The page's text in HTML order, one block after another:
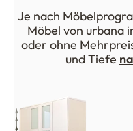
Je nach
Möbel von urbana
oder ohne
und Tiefe